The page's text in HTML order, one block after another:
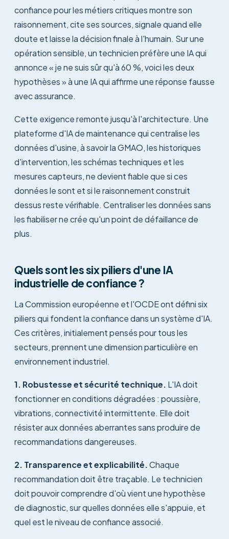
confiance pour les métiers critiques montre son
raisonnement, cite ses sources, signale quand elle
doute et laisse la décision finale à l'humain. Sur une
opération sensible, un technicien préfère une IA qui
annonce « je ne suis sûr qu'à 60 %, voici les deux
hypothèses » à une IA qui affirme une réponse fausse
avec assurance.
Cette exigence remonte jusqu'à l'architecture. Une
plateforme d'IA de maintenance qui centralise les
données d'usine, à savoir la GMAO, les historiques
d'intervention, les schémas techniques et les
mesures capteurs, ne devient fiable que si ces
données le sont et si le raisonnement construit
dessus reste vérifiable. Centraliser les données sans
les fiabiliser ne crée qu'un point de défaillance de
plus.
Quels sont les six piliers d'une IA
industrielle de confiance ?
La Commission européenne et l'OCDE ont défini six
piliers qui fondent la confiance dans un système d'IA.
Ces critères, initialement pensés pour tous les
secteurs, prennent une dimension particulière en
environnement industriel.
1. Robustesse et sécurité technique. L'IA doit
fonctionner en conditions dégradées : poussière,
vibrations, connectivité intermittente. Elle doit
résister aux données aberrantes sans produire de
recommandations dangereuses.
2. Transparence et explicabilité.Chaque
recommandation doit être traçable. Le technicien
doit pouvoir comprendre d'où vient une hypothèse
de diagnostic, sur quelles données elle s'appuie, et
quel est le niveau de confiance associé.